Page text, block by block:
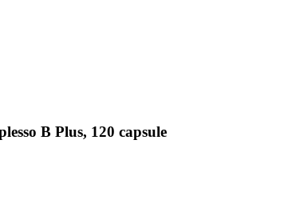
B Plus, 120 capsule